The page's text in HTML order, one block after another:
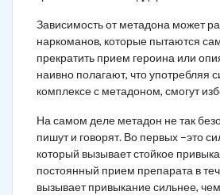
Зависимость от метадона может
наркоманов, которые пытаются
прекратить прием героина или
наивно полагают, что употребляя
комплексе с метадоном, смогут
На самом деле метадон не так
пишут и говорят. Во первых –это
который вызывает стойкое
постоянный прием препарата в
вызывает привыкание сильнее,